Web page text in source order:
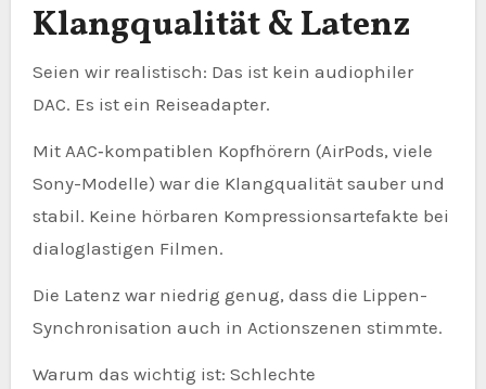
Klangqualität & Latenz
Seien wir realistisch: Das ist kein audiophiler
DAC. Es ist ein Reiseadapter.
Mit AAC‑kompatiblen Kopfhörern (AirPods, viele
Sony-Modelle) war die Klangqualität sauber und
stabil. Keine hörbaren Kompressionsartefakte bei
dialoglastigen Filmen.
Die Latenz war niedrig genug, dass die Lippen-
Synchronisation auch in Actionszenen stimmte.
Warum das wichtig ist: Schlechte